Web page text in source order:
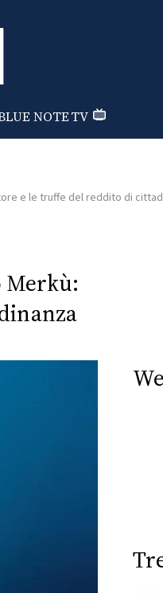
Monte Carlo
NOTETV
e le truffe del reddito di
Merkù: